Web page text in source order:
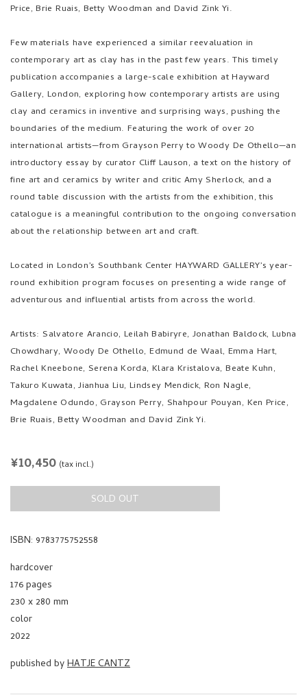
Price, Brie Ruais, Betty Woodman and David Zink Yi.
Few materials have experienced a similar reevaluation in
contemporary art as clay has in the past few years. This timely
publication accompanies a large-scale exhibition at Hayward
Gallery, London, exploring how contemporary artists are using
clay and ceramics in inventive and surprising ways, pushing the
boundaries of the medium. Featuring the work of over 20
international artists—from Grayson Perry to Woody De Othello—an
introductory essay by curator Cliff Lauson, a text on the history of
fine art and ceramics by writer and critic Amy Sherlock, and a
round table discussion with the artists from the exhibition, this
catalogue is a meaningful contribution to the ongoing conversation
about the relationship between art and craft.
Located in London’s Southbank Center HAYWARD GALLERY’s year-
round exhibition program focuses on presenting a wide range of
adventurous and influential artists from across the world.
Artists: Salvatore Arancio, Leilah Babiryre, Jonathan Baldock, Lubna
Chowdhary, Woody De Othello, Edmund de Waal, Emma Hart,
Rachel Kneebone, Serena Korda, Klara Kristalova, Beate Kuhn,
Takuro Kuwata, Jianhua Liu, Lindsey Mendick, Ron Nagle,
Magdalene Odundo, Grayson Perry, Shahpour Pouyan, Ken Price,
Brie Ruais, Betty Woodman and David Zink Yi.
REGULAR
¥10,450 (tax incl.)
SOLD OUT
ISBN: 9783775752558
hardcover
176 pages
230 x 280 mm
color
2022
published byHATJE CANTZ